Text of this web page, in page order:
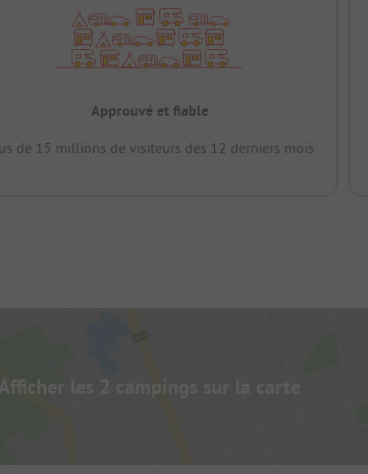
Approuvé et fiable
de 15 millions de visiteurs des 12 derniers mois
Afficher les 2 campings sur la carte